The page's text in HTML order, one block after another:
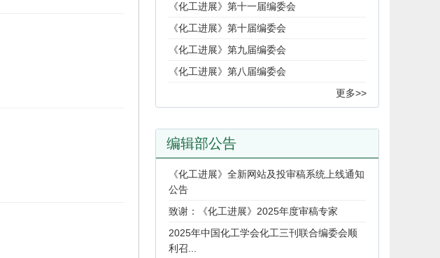
《化工进展》第十一届编委会
《化工进展》第十届编委会
《化工进展》第九届编委会
《化工进展》第八届编委会
更多>>
编辑部公告
《化工进展》全新网站及投审稿系统上线通知
公告
致谢：《化工进展》2025年度审稿专家
2025年中国化工学会化工三刊联合编委会顺
利召...